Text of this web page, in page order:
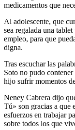
medicamentos que
Al adolescente, que
sea regalada una
empleo, para que
digna.
Tras escuchar las
Soto no pudo
hijo sufrir momentos
Neney Cabrera dijo
Tú» son gracias a que
esfuerzos en trabajar
sobre todos los que